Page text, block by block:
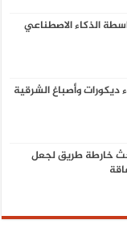
الذكاء الاصطناعي
خارطة طريق لجعل